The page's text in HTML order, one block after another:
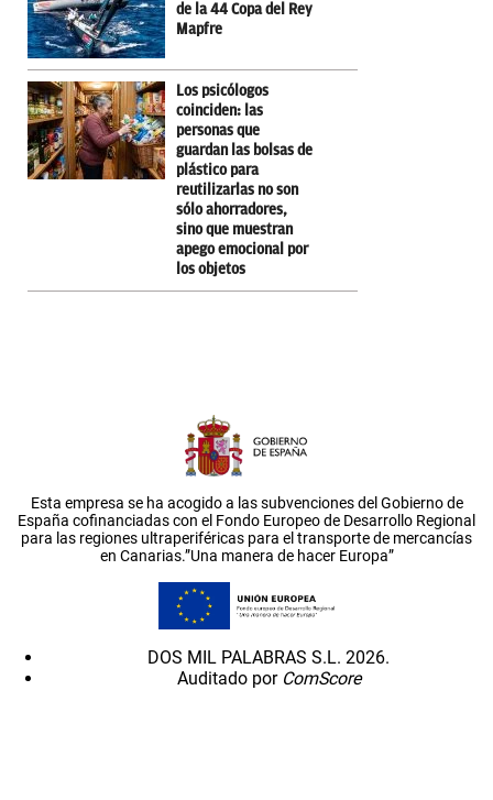
de la 44 Copa del Rey
Mapfre
Los psicólogos
coinciden: las
personas que
guardan las bolsas de
plástico para
reutilizarlas no son
sólo ahorradores,
sino que muestran
apego emocional por
los objetos
Esta empresa se ha acogido a las subvenciones del Gobierno de
España cofinanciadas con el Fondo Europeo de Desarrollo Regional
para las regiones ultraperiféricas para el transporte de mercancías
en Canarias.”Una manera de hacer Europa”
DOS MIL PALABRAS S.L. 2026.
Auditado por ComScore